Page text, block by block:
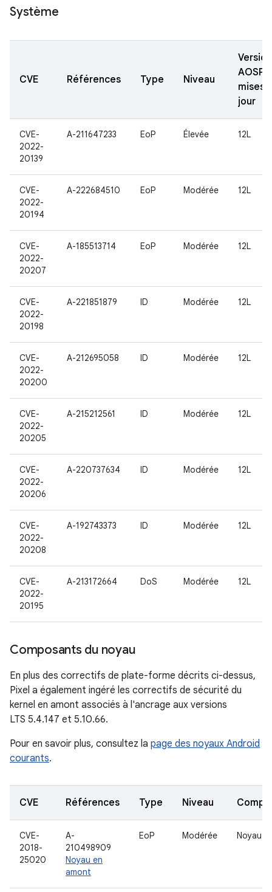
Système
CVE Références Type Niveau
AOSP
mises à
jour
CVE-
2022-
20139
A-211647233 EoP Élevée 12L
CVE-
2022-
20194
A-222684510 EoP Modérée 12L
CVE-
2022-
20207
A-185513714 EoP Modérée 12L
CVE-
2022-
20198
A-221851879 ID Modérée 12L
CVE-
2022-
20200
A-212695058 ID Modérée 12L
CVE-
2022-
20205
A-215212561 ID Modérée 12L
CVE-
2022-
20206
A-220737634 ID Modérée 12L
CVE-
2022-
20208
A-192743373 ID Modérée 12L
CVE-
2022-
20195
A-213172664 DoS Modérée 12L
Composants du noyau
En plus des correctifs de plate-forme décrits ci-dessus,
Pixel a également ingéré les correctifs de sécurité du
kernel en amont associés à l'ancrage aux versions
LTS 5.4.147 et 5.10.66.
Pour en savoir plus, consultez la page des noyaux Android
courants.
CVE Références Type Niveau
CVE-
2018-
25020
A-
210498909
Noyau en
amont
EoP Modérée Noyau